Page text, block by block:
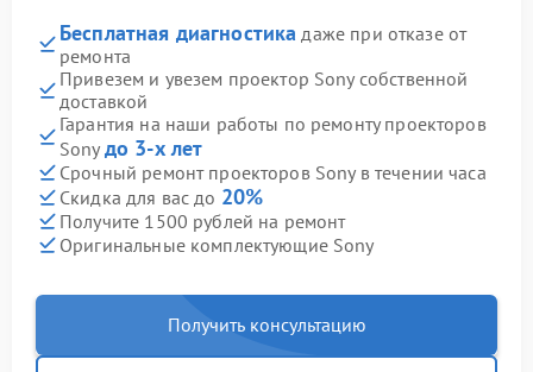
Бесплатная диагностика даже при отказе от
ремонта
Привезем и увезем проектор Sony собственной
доставкой
Гарантия на наши работы по ремонту проекторов
Sony до 3-х лет
Срочный ремонт проекторов Sony в течении часа
Скидка для вас до 20%
Получите 1500 рублей на ремонт
Оригинальные комплектующие Sony
Получить консультацию